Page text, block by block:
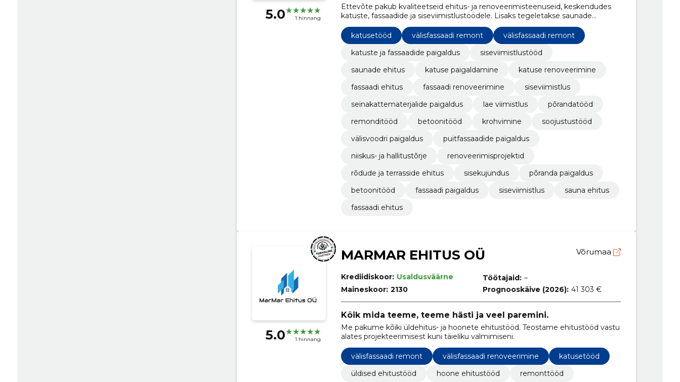
5.0 1 hinnang
Ettevõte pakub kvaliteetseid ehitus- ja renoveerimisteenuseid, keskendudes
katuste, fassaadide ja siseviimistlustöödele. Lisaks tegeletakse saunade
ehitamise ning muude ehitusalaste lahendustega.
katusetööd
välisfassaadi remont
välisfassaadi remont
katuste ja fassaadide paigaldus
siseviimistlustööd
saunade ehitus
katuse paigaldamine
katuse renoveerimine
fassaadi ehitus
fassaadi renoveerimine
siseviimistlus
seinakattematerjalide paigaldus
lae viimistlus
põrandatööd
remonditööd
betoonitööd krohvimine
soojustustööd
välisvoodri paigaldus
puitfassaadide paigaldus
niiskus- ja hallitustõrje
renoveerimisprojektid
rõdude ja terrasside ehitus
sisekujundus
põranda paigaldus
betoonitööd
fassaadi paigaldus siseviimistlus
sauna ehitus
fassaadi ehitus
5.0 1 hinnang
MARMAR EHITUS OÜ Võrumaa
Krediidiskoor: Usaldusväärne
Maineskoor: 2130
Töötajaid: –
Prognooskäive (2026): 41 303 €
Kõik mida teeme, teeme hästi ja veel paremini.
Me pakume kõiki üldehitus- ja hoonete ehitustööd. Teostame ehitustööd vastu
alates projekteerimisest kuni täieliku valmimiseni.
välisfassaadi remont välisfassaadi renoveerimine
katusetööd
üldised ehitustööd
hoone ehitustööd
remonttööd